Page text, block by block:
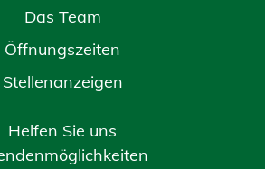
Das Team
Öffnungszeiten
Stellenanzeigen
Helfen Sie uns